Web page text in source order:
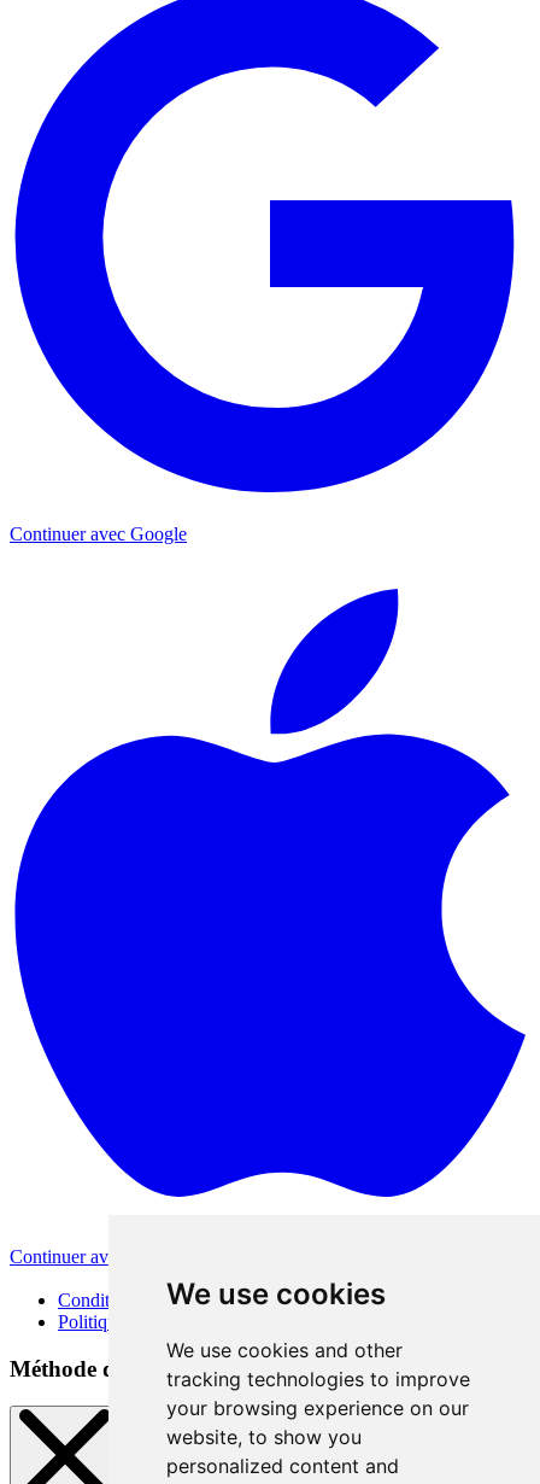
We use cookies
We use cookies and other
tracking technologies to improve
your browsing experience on our
website, to show you
personalized content and
Continuer avec Google
Continuer avec Apple
Conditions d'utilisation
Politique de confidentialité
Méthode de connexion